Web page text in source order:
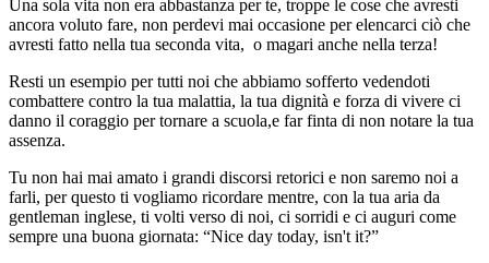
Una sola vita non era abbastanza per te, troppe le cose che avresti
ancora voluto fare, non perdevi mai occasione per elencarci ciò che
avresti fatto nella tua seconda vita, o magari anche nella terza!
Resti un esempio per tutti noi che abbiamo sofferto vedendoti
combattere contro la tua malattia, la tua dignità e forza di vivere ci
danno il coraggio per tornare a scuola,e far finta di non notare la tua
assenza.
Tu non hai mai amato i grandi discorsi retorici e non saremo noi a
farli, per questo ti vogliamo ricordare mentre, con la tua aria da
gentleman inglese, ti volti verso di noi, ci sorridi e ci auguri come
sempre una buona giornata: “Nice day today, isn't it?”